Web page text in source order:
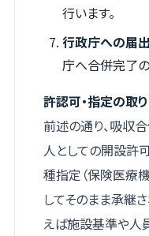
行います。
行政庁への届出
庁へ合併完了
許認可・指定の取
前述の通り、吸収
人としての開設許
種指定（保険医療
してそのまま承継さ
えば施設基準や人